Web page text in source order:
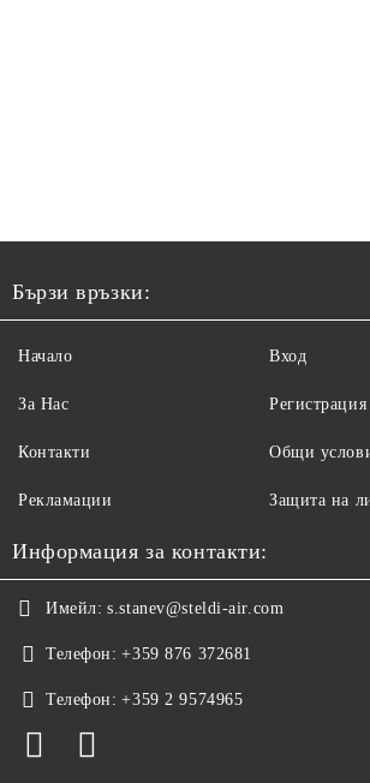
Бързи връзки:
Начало
За Нас
Контакти
Рекламации
Вход
Регистрация
Общи
Защита на
Информация за контакти:
Имейл: s.stanev@steldi-air.com
Телефон: +359 876 372681
Телефон: +359 2 9574965